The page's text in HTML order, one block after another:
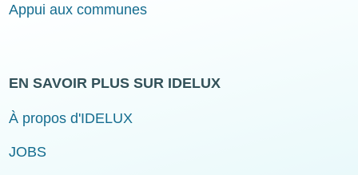
Appui aux communes
EN SAVOIR PLUS SUR IDELUX
À propos d'IDELUX
JOBS